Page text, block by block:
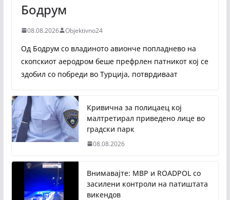
Бодрум
08.08.2026 Objektivno24
Од Бодрум со владиното авионче попладнево на
скопскиот аеродром беше префрлен патникот кој се
здобил со побреди во Турција, потврдиваат
Кривична за полицаец кој
малтретирал приведено лице во
градски парк
08.08.2026
Внимавајте: МВР и ROADPOL со
засилени контроли на патиштата
викендов